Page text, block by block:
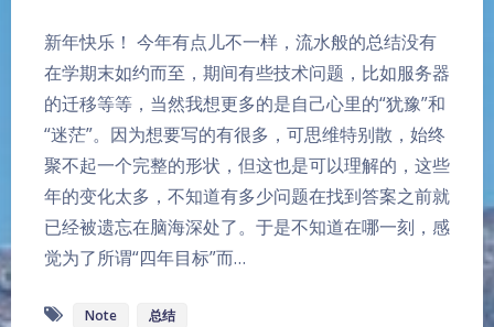
新年快乐！ 今年有点儿不一样，流水般的总结没有
在学期末如约而至，期间有些技术问题，比如服务器
的迁移等等，当然我想更多的是自己心里的“犹豫”和
“迷茫”。因为想要写的有很多，可思维特别散，始终
聚不起一个完整的形状，但这也是可以理解的，这些
年的变化太多，不知道有多少问题在找到答案之前就
已经被遗忘在脑海深处了。于是不知道在哪一刻，感
觉为了所谓“四年目标”而…
Note 总结